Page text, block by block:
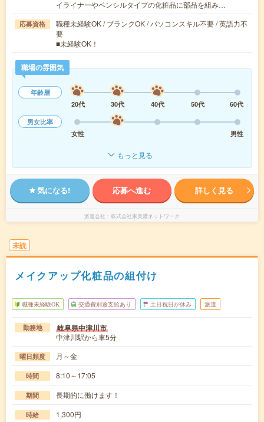
イライナーやペンシルタイプの化粧品に部品を組み…
応募資格
職種未経験OK / ブランクOK / パソコンスキル不要 / 英語力不
要
■未経験OK！
職場の雰囲気
年齢層
20代
30代 40代 50代
60代
男女比率
女性
男性
もっと見る
気になる! 応募へ進む 詳しく見る
派遣会社 株式会社東美濃ネットワーク
未読
メイクアップ化粧品の組付け
職種未経験OK 交通費別途支給あり 土日祝日が休み 派遣
勤務地 岐阜県中津川市
中津川駅から車5分
曜日頻度 月～金
時間 8:10～17:05
期間 長期的に働けます！
時給 1,300円